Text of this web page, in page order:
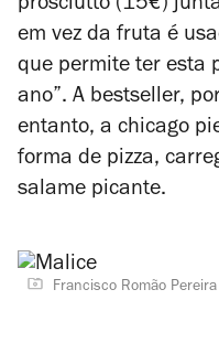
prosciutto (15€)
em vez da fruta é
que permite ter esta
ano”. A bestseller,
entanto, a chicago
forma de pizza,
salame picante.
Francisco Romão Pereira